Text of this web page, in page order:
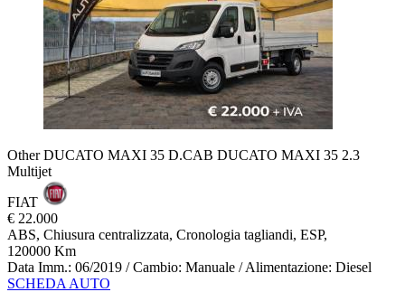
Other DUCATO MAXI 35 D.CAB DUCATO MAXI 35 2.3
Multijet
FIAT
€ 22.000
ABS, Chiusura centralizzata, Cronologia tagliandi, ESP,
120000 Km
Data Imm.: 06/2019 / Cambio: Manuale / Alimentazione: Diesel
SCHEDA AUTO